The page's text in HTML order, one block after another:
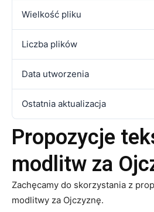
Wielkość pliku
Liczba plików
Data utworzenia
Ostatnia aktualizacja
Propozycje
modlitw za
Zachęcamy do skorzystania z
modlitwy za Ojczyznę.